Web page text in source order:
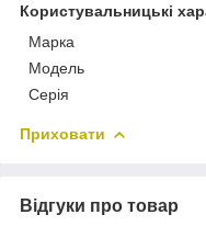
Користувальницькі
Марка
Модель
Серія
Приховати
Відгуки про товар